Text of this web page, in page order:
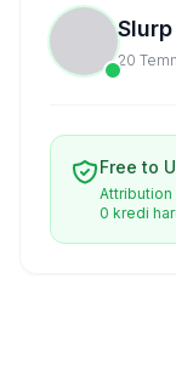
20
Free to
Attribution
0 kredi